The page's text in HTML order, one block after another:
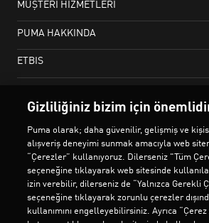
Gizliliğiniz bizim için
Puma olarak; daha güvenilir, gelişmiş ve
alışveriş deneyimi sunmak amacıyla web
“Çerezler” kullanıyoruz. Dilerseniz "Tüm
seçeneğine tıklayarak web sitesinde
izin verebilir, dilerseniz de “Yalnızca Gerekli
seçeneğine tıklayarak zorunlu çerezler
kullanımını engelleyebilirsiniz. Ayrıca “Çerez